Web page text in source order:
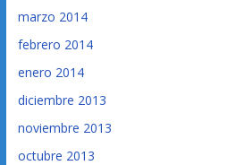
marzo 2014
febrero 2014
enero 2014
diciembre 2013
noviembre 2013
octubre 2013